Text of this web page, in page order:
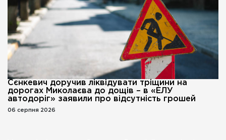
Сєнкевич доручив ліквідувати тріщини на
дорогах Миколаєва до дощів – в «ЕЛУ
автодоріг» заявили про відсутність грошей
06 серпня 2026